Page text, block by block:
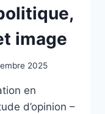
image
2025
en
d’opinion –